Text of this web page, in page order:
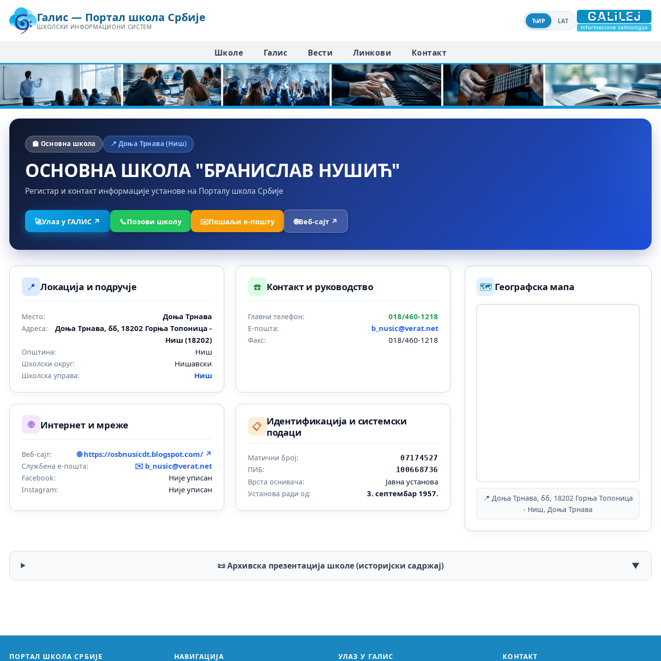
Галис — Портал школа Србије
ШКОЛСКИ ИНФОРМАЦИОНИ СИСТЕМ
ЋИР LAT
Школе Галис Вести Линкови Контакт
🏫 Основна школа 📍 Доња Трнава (Ниш)
ОСНОВНА ШКОЛА "БРАНИСЛАВ НУШИЋ"
Регистар и контакт информације установе на Порталу школа Србије
🚀Улаз у ГАЛИС ↗ 📞Позови школу ✉️Пошаљи е-пошту 🌐Веб-сајт ↗
📍 Локација и подручје
Место: Доња Трнава
Адреса:
Доња Трнава, бб, 18202 Горња Топоница -
Ниш (18202)
Општина: Ниш
Школски округ: Нишавски
Школска управа: Ниш
☎️ Контакт и руководство
Главни телефон: 018/460-1218
Е-пошта: b_nusic@verat.net
Факс: 018/460-1218
🌐 Интернет и мреже
Веб-сајт: 🌐 https://osbnusicdt.blogspot.com/ ↗
Службена е-пошта: ✉️ b_nusic@verat.net
Facebook: Није уписан
Instagram: Није уписан
📋 Идентификација и системски
подаци
Матични број: 07174527
ПИБ: 100668736
Врста оснивача: Јавна установа
Установа ради од: 3. септембар 1957.
🗺️ Географска мапа
📍 Доња Трнава, бб, 18202 Горња Топоница
- Ниш, Доња Трнава
📜 Архивска презентација школе (историјски садржај) ▼
ПОРТАЛ ШКОЛА СРБИЈЕ НАВИГАЦИЈА УЛАЗ У ГАЛИС КОНТАКТ